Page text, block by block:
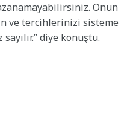
Onun
ve tercihlerinizi sisteme
diye konuştu.